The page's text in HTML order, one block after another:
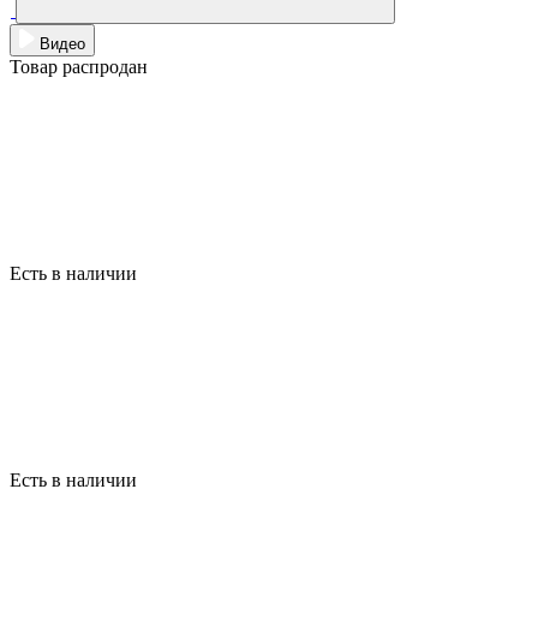
Видео
Товар распродан
Есть в наличии
Есть в наличии